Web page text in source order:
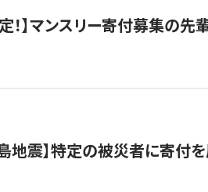
！】マンスリー寄付募集の
地震】特定の被災者に寄付